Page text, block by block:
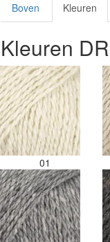
Boven Kleuren
Kleuren
01